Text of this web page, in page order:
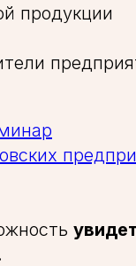
продукции